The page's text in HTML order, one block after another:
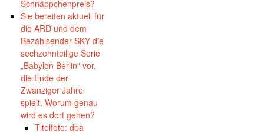
Schnäppchenpreis?
Sie bereiten aktuell für
die ARD und dem
Bezahlsender SKY die
sechzehnteilige Serie
„Babylon Berlin“ vor,
die Ende der
Zwanziger Jahre
spielt. Worum genau
wird es dort gehen?
Titelfoto: dpa